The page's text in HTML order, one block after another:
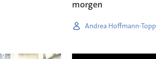
morgen
Andrea Hoffmann-Topp